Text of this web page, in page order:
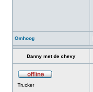
Omhoog
Danny met de chevy
Trucker